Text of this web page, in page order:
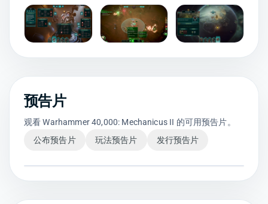
预告片
观看 Warhammer 40,000: Mechanicus II 的可用预告片。
公布预告片
玩法预告片 发行预告片